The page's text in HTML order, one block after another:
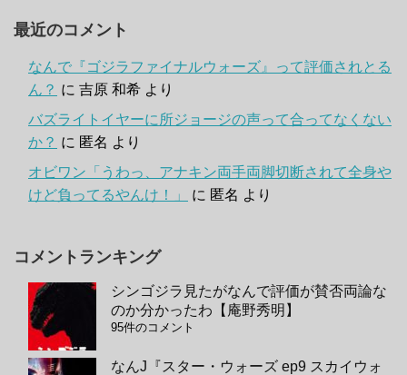
最近のコメント
なんで『ゴジラファイナルウォーズ』って評価されとる
ん？ に 吉原 和希 より
バズライトイヤーに所ジョージの声って合ってなくない
か？ に 匿名 より
オビワン「うわっ、アナキン両手両脚切断されて全身や
けど負ってるやんけ！」
に 匿名 より
コメントランキング
シンゴジラ見たがなんで評価が賛否両論な
のか分かったわ【庵野秀明】
95件のコメント
なんJ『スター・ウォーズ ep9 スカイウォ